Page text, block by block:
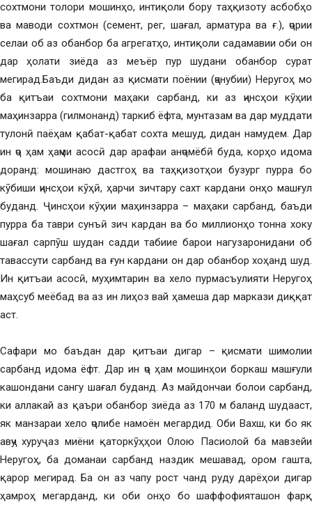
сохтмони толори мошинҳо, интиқоли бору таҳқизоту асбобҳо
ва маводи сохтмон (семент, рег, шағал, арматура ва ғ.), ҷории
селаи об аз обанбор ба агрегатҳо, интиқоли садамавии оби он
дар ҳолати зиёда аз меъёр пур шудани обанбор сурат
мегирад.Баъди дидан аз қисмати поёнии (ҷанубии) Неругоҳ мо
ба қитъаи сохтмони маҳаки сарбанд, ки аз ҷинсҳои кӯҳии
маҳинзарра (гилмонанд) таркиб ёфта, мунтазам ва дар муддати
тулонӣ паёҳам қабат-қабат сохта мешуд, дидан намудем. Дар
ин ҷо ҳам ҳаҷми асосӣ дар арафаи анҷомёбӣ буда, корҳо идома
доранд: мошинаю дастгоҳ ва таҳқизотҳои бузург пурра бо
кӯбиши ҷинсҳои кӯҳӣ, ҳарчи зичтару сахт кардани онҳо машғул
буданд. Ҷинсҳои кӯҳии маҳинзарра – маҳаки сарбанд, баъди
пурра ба таври сунъӣ зич кардан ва бо миллионҳо тонна хоку
шағал сарпӯш шудан садди табиие барои нагузаронидани об
тавассути сарбанд ва ғун кардани он дар обанбор хоҳанд шуд.
Ин қитъаи асосӣ, муҳимтарин ва хело пурмасъулияти Неругоҳ
маҳсуб меёбад ва аз ин лиҳоз вай ҳамеша дар маркази диққат
аст.
Сафари мо баъдан дар қитъаи дигар – қисмати шимолии
сарбанд идома ёфт. Дар ин ҷо ҳам мошинҳои боркаш машғули
кашондани сангу шағал буданд. Аз майдончаи болои сарбанд,
ки аллакай аз қаъри обанбор зиёда аз 170 м баланд шудааст,
як манзараи хело ҷолибе намоён мегардид. Оби Вахш, ки бо як
авҷу хуруҷ аз миёни қаторкӯҳҳои Олою Пасиолой ба мавзейи
Неругоҳ, ба доманаи сарбанд наздик мешавад, ором гашта,
қарор мегирад. Ба он аз чапу рост чанд руду дарёҳои дигар
ҳамроҳ мегарданд, ки оби онҳо бо шаффофияташон фарқ